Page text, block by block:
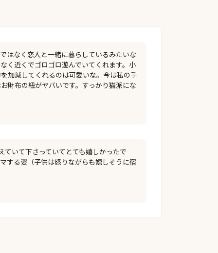
はなく恋人と一緒に暮らしているみたいな
く近くでゴロゴロ遊んでいてくれます。小
加減してくれるのは可愛いな。今は私の手
財布の紐がヤバいです。すっかり猫派にな
いて下さっていてとても嬉しかったで
する姿（子供は怒りながらも嬉しそうに宿